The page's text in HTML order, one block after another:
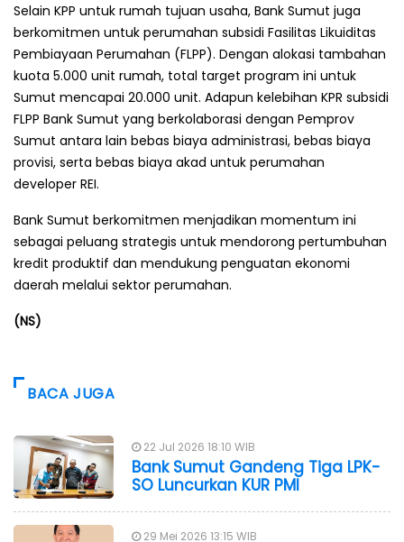
Selain KPP untuk rumah tujuan usaha, Bank Sumut juga
berkomitmen untuk perumahan subsidi Fasilitas Likuiditas
Pembiayaan Perumahan (FLPP). Dengan alokasi tambahan
kuota 5.000 unit rumah, total target program ini untuk
Sumut mencapai 20.000 unit. Adapun kelebihan KPR subsidi
FLPP Bank Sumut yang berkolaborasi dengan Pemprov
Sumut antara lain bebas biaya administrasi, bebas biaya
provisi, serta bebas biaya akad untuk perumahan
developer REI.
Bank Sumut berkomitmen menjadikan momentum ini
sebagai peluang strategis untuk mendorong pertumbuhan
kredit produktif dan mendukung penguatan ekonomi
daerah melalui sektor perumahan.
(NS)
BACA JUGA
22 Jul 2026 18:10 WIB
Bank Sumut Gandeng Tiga LPK-
SO Luncurkan KUR PMI
29 Mei 2026 13:15 WIB